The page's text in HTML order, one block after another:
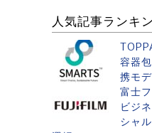
人気記事ランキ
容器
携モ
富士
ビジ
シャ